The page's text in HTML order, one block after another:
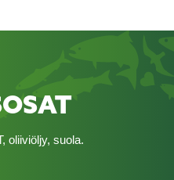
oliiviöljy, suola.